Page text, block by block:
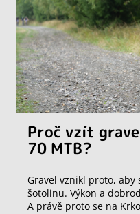
Proč vzít
70 MTB?
Gravel vznikl proto, aby
šotolinu. Výkon a
A právě proto se na